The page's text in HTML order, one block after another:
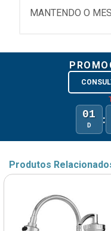
MANTENDO O
01
D :
Produtos